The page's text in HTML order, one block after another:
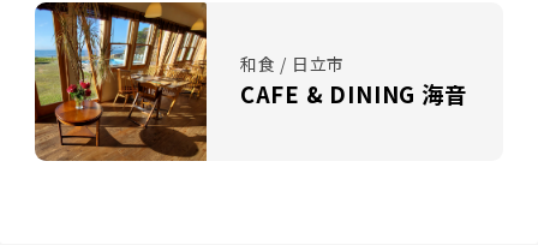
和食 / 日立市
CAFE & DINING 海音